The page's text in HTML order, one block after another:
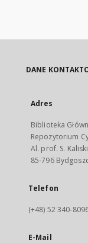
DANE
Adres
Biblioteka
Repozytorium
Al. prof. S.
85-796
Telefon
(+48) 52 340-
E-Mail